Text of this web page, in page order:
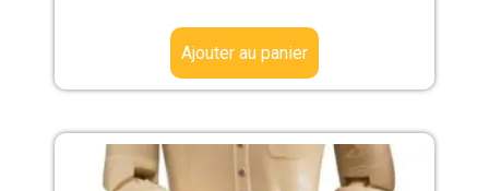
Ajouter au panier